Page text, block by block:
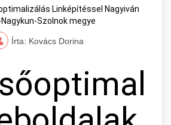
Linképítéssel Nagyiván
Szolnok megye
Írta: Kovács Dorina